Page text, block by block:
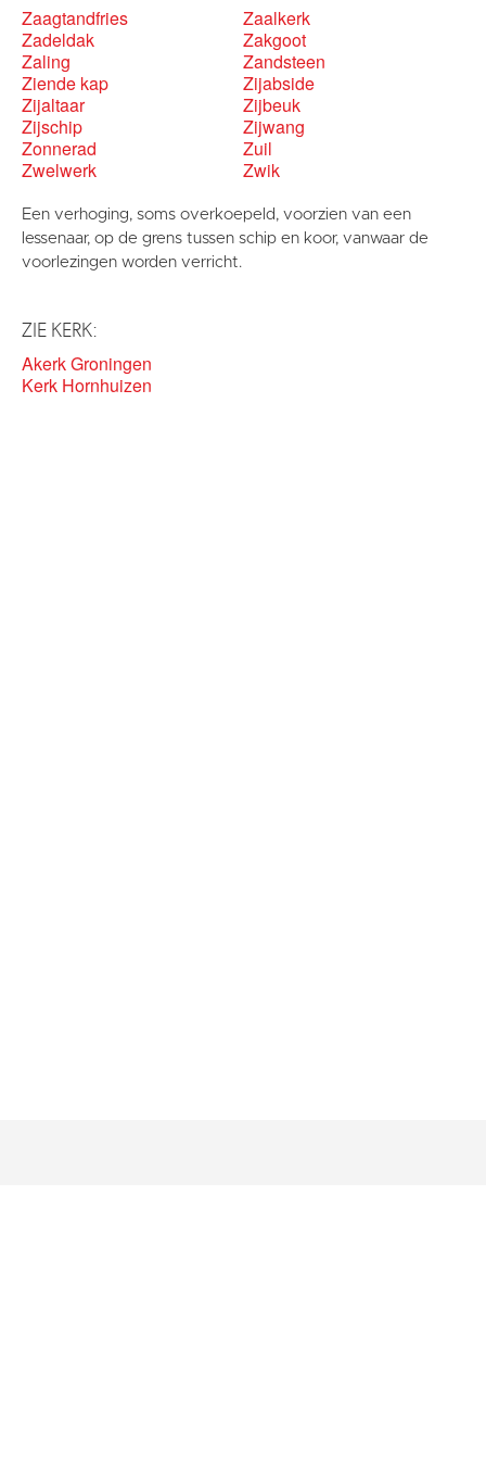
Zaagtandfries
Zaalkerk
Zadeldak
Zakgoot
Zaling
Zandsteen
Ziende kap
Zijabside
Zijaltaar
Zijbeuk
Zijschip
Zijwang
Zonnerad
Zuil
Zwelwerk
Zwik
Een verhoging, soms overkoepeld, voorzien van een
lessenaar, op de grens tussen schip en koor, vanwaar de
voorlezingen worden verricht.
ZIE KERK:
Akerk Groningen
Kerk Hornhuizen